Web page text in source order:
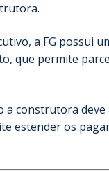
a FG possui
que permite
a construtora
estender os